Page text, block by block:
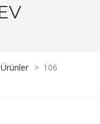
Ürünler > 106